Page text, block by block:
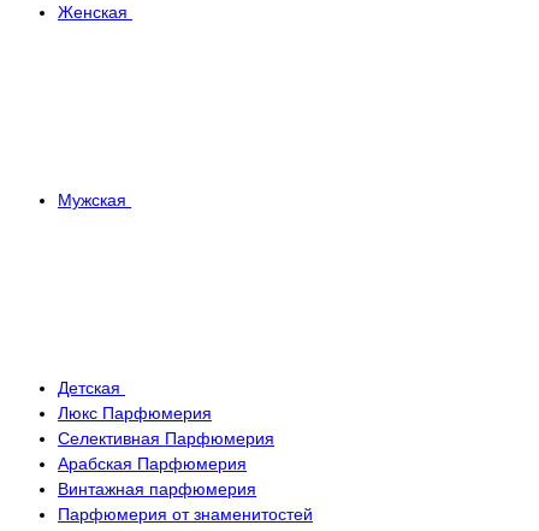
Женская
Мужская
Детская
Люкс Парфюмерия
Селективная Парфюмерия
Арабская Парфюмерия
Винтажная парфюмерия
Парфюмерия от знаменитостей